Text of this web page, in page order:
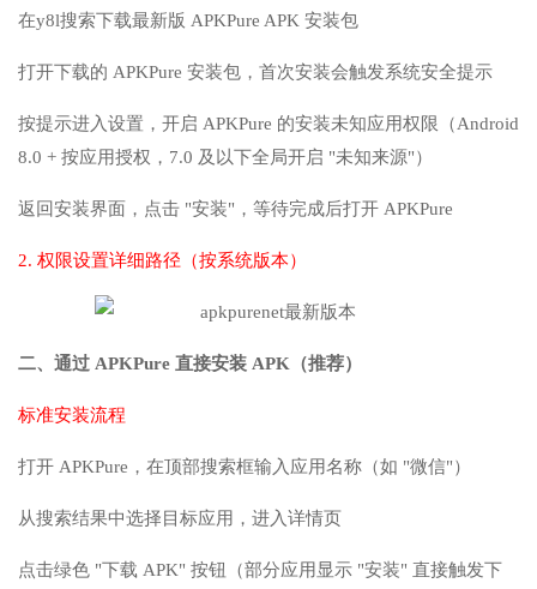
在y8l搜索下载最新版 APKPure APK 安装包
打开下载的 APKPure 安装包，首次安装会触发系统安全提示
按提示进入设置，开启 APKPure 的安装未知应用权限（Android
8.0 + 按应用授权，7.0 及以下全局开启 "未知来源"）
返回安装界面，点击 "安装"，等待完成后打开 APKPure
2. 权限设置详细路径（按系统版本）
二、通过 APKPure 直接安装 APK（推荐）
标准安装流程
打开 APKPure，在顶部搜索框输入应用名称（如 "微信"）
从搜索结果中选择目标应用，进入详情页
点击绿色 "下载 APK" 按钮（部分应用显示 "安装" 直接触发下